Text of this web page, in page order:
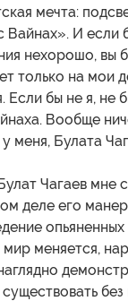
мечта:
Вайнах». И если
нехорошо, вы
только на мои
Если бы не я, не
Вообще
у меня, Булата
Чагаев мне
деле его
мир меняется,